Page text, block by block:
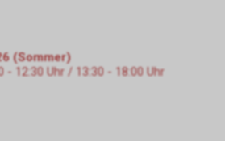
(Sommer)
- 12:30 Uhr / 13:30 - 18:00 Uhr